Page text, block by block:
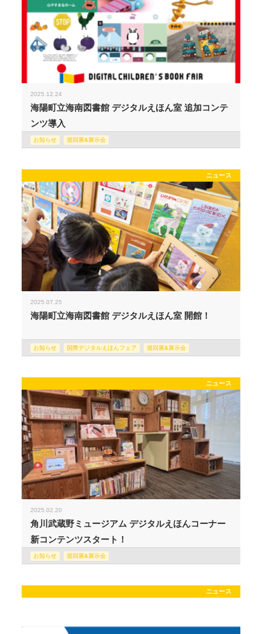
2025.12.24
海陽町立海南図書館 デジタルえほん室 追加コンテ
ンツ導入
お知らせ 巡回展&展示会
ニュース
2025.07.25
海陽町立海南図書館 デジタルえほん室 開館！
お知らせ 国際デジタルえほんフェア 巡回展&展示会
ニュース
2025.02.20
角川武蔵野ミュージアム デジタルえほんコーナー
新コンテンツスタート！
お知らせ 巡回展&展示会
ニュース